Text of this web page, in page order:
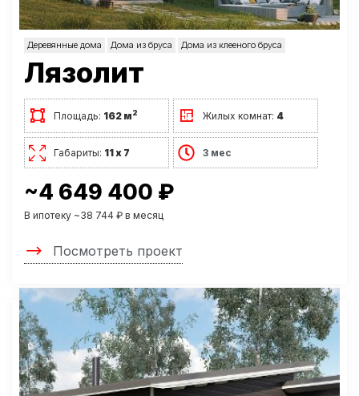
Деревянные дома Дома из бруса Дома из клееного бруса
Лязолит
Площадь: 162 м2 Жилых комнат: 4
Габариты: 11 х 7 3 мес
~4 649 400 ₽
В ипотеку ~38 744 ₽ в месяц
Посмотреть проект